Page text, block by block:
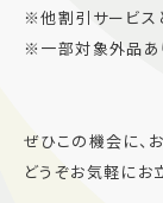
※他割引サービス
※一部対象外品あ
ぜひこの機会に、
どうぞお気軽にお